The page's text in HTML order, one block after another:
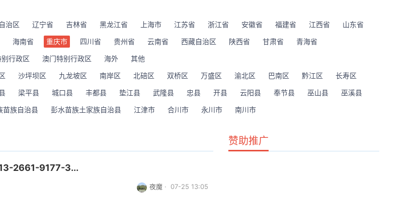
治区 辽宁省 吉林省 黑龙江省 上海市 江苏省 浙江省 安徽省 福建省 江西省
山东省
海南省 重庆市 四川省 贵州省 云南省 西藏自治区 陕西省 甘肃省
青海省
行政区 澳门特别行政区 海外
其他
沙坪坝区 九龙坡区 南岸区 北碚区 双桥区 万盛区 渝北区 巴南区 黔江区
长寿区
梁平县 城口县 丰都县 垫江县 武隆县 忠县 开县 云阳县 奉节县 巫山县
巫溪县
苗族自治县 彭水苗族土家族自治县 江津市 合川市 永川市 南川市
13-2661-9177-3...
夜魔 · 07-25 13:05
赞助推广